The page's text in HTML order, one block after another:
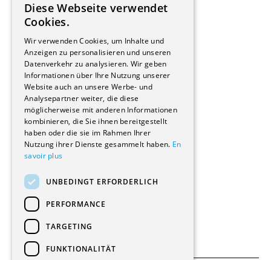
Hersteller/Lieferanten
Bauherrschaften
Stockwerkeigentum
Reportagen
Wohnungen
Renovierungen
Innere Umbauten
Gastgewerbe und Tourismus
Verwaltungsgebäude und Geschäfte
Schuleinrichtungen
Medizinische Einrichtungen
Kultur - Sport - Freizeit
Industrie - Handwerk
Transport und Parkplätze
Diverse Bauten
FRENCH
Diese Webseite verwendet
Cookies.
Wir verwenden Cookies, um Inhalte und
Anzeigen zu personalisieren und unseren
Datenverkehr zu analysieren. Wir geben
Informationen über Ihre Nutzung unserer
Website auch an unsere Werbe- und
Analysepartner weiter, die diese
möglicherweise mit anderen Informationen
kombinieren, die Sie ihnen bereitgestellt
haben oder die sie im Rahmen Ihrer
Nutzung ihrer Dienste gesammelt haben. En
savoir plus
UNBEDINGT ERFORDERLICH
PERFORMANCE
TARGETING
FUNKTIONALITÄT